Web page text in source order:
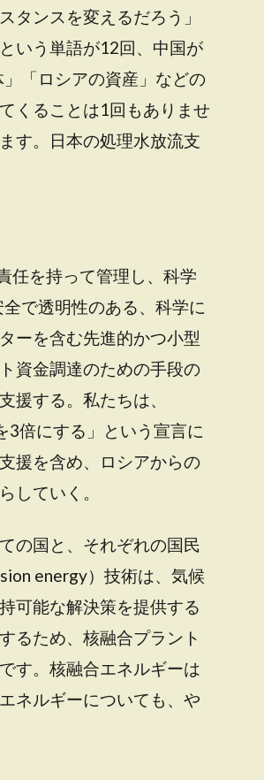
タンスを変えるだろう」
いう単語が12回、中国が
「ロシアの資産」などの
くることは1回もありませ
す。日本の処理水放流支
任を持って管理し、科学
で透明性のある、科学に
ーを含む先進的かつ小型
資金調達のための手段の
援する。私たちは、
3倍にする」という宣言に
援を含め、ロシアからの
していく。
の国と、それぞれの国民
energy）技術は、気候
可能な解決策を提供する
るため、核融合プラント
す。核融合エネルギーは
ネルギーについても、や